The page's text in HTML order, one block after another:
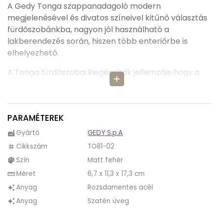
add
A Gedy Tonga szappanadagoló modern
megjelenésével és divatos színeivel kitűnő választás
fürdőszobánkba, nagyon jól használható a
lakberendezés során, hiszen több enteriőrbe is
elhelyezhető.
A Tonga fürdőszobai kiegészítők jellemzője hogy a
szép lekerekített formák és szögletes ívek
és rendkívül ízlésessé fürdőszobánk.
A Tonga szappanadagoló matt fehér felülete
időtálló, amely elegáns és modern hatást kölcsönöz
minden helyiségnek. A fehér színű felületek a
tisztaság és a rend érzetét keltik. A fehér szín mindig
jó választás, hiszen könnyen összeegyeztethető
különböző lakberendezési stílusokkal, és jól
harmonizál minden színnel, így biztos nem fog
PARAMÉTEREK
factory Gyártó GEDY S.p.A
tag Cikkszám TO81-02
palette Szín Matt fehér
straightenMéret 6,7 x 11,3 x 17,3 cm
auto_awesomeAnyag Rozsdamentes acél
auto_awesomeAnyag Szatén üveg